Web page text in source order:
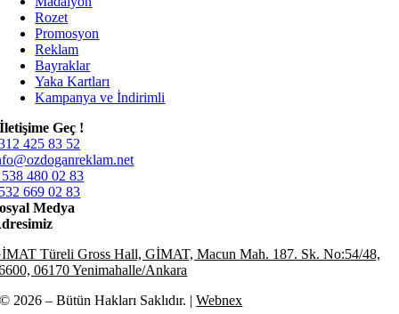
Rozet
Promosyon
Reklam
Bayraklar
Yaka Kartları
Kampanya ve İndirimli
İletişime Geç !
425 83 52
480 02 83
669 02 83
Medya
Türeli Gross Hall, GİMAT, Macun Mah. 187. Sk. No:54/48,
06170 Yenimahalle/Ankara
© 2026 – Bütün Hakları Saklıdır. |Webnex